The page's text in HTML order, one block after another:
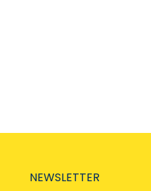
NEWSLETTER